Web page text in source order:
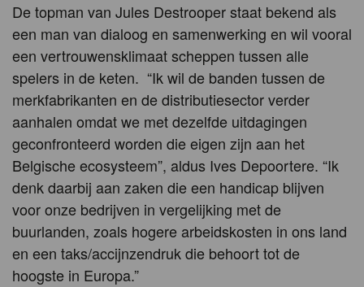
De topman van Jules Destrooper staat bekend als
een man van dialoog en samenwerking en wil vooral
een vertrouwensklimaat scheppen tussen alle
spelers in de keten. “Ik wil de banden tussen de
merkfabrikanten en de distributiesector verder
aanhalen omdat we met dezelfde uitdagingen
geconfronteerd worden die eigen zijn aan het
Belgische ecosysteem”, aldus Ives Depoortere. “Ik
denk daarbij aan zaken die een handicap blijven
voor onze bedrijven in vergelijking met de
buurlanden, zoals hogere arbeidskosten in ons land
en een taks/accijnzendruk die behoort tot de
hoogste in Europa.”